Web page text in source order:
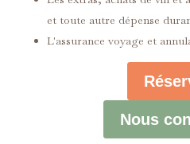
et toute autre dépense
L'assurance voyage et
Nous